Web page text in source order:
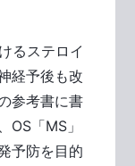
るステロイ
経予後も改
参考書に書
OS「MS」
予防を目的